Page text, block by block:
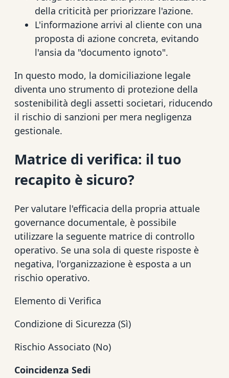
della criticità per priorizzare l'azione.
L'informazione arrivi al cliente con una
proposta di azione concreta, evitando
l'ansia da "documento ignoto".
In questo modo, la domiciliazione legale
diventa uno strumento di protezione della
sostenibilità degli assetti societari, riducendo
il rischio di sanzioni per mera negligenza
gestionale.
Matrice di verifica: il tuo
recapito è sicuro?
Per valutare l'efficacia della propria attuale
governance documentale, è possibile
utilizzare la seguente matrice di controllo
operativo. Se una sola di queste risposte è
negativa, l'organizzazione è esposta a un
rischio operativo.
Elemento di Verifica
Condizione di Sicurezza (Sì)
Rischio Associato (No)
Coincidenza Sedi